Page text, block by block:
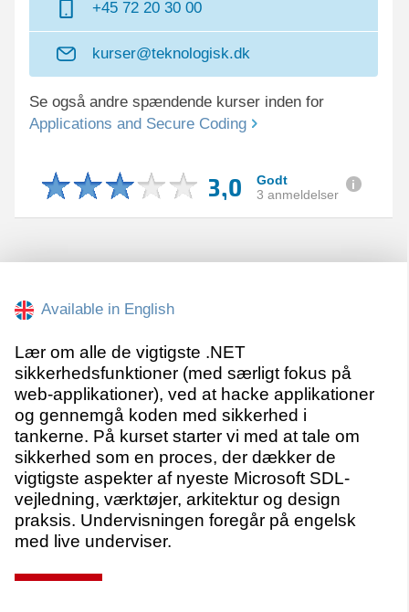
+45 72 20 30 00
kurser@teknologisk.dk
Se også andre spændende kurser inden for
Applications and Secure Coding
3,0
Godt
3 anmeldelser
Available in English
Lær om alle de vigtigste .NET
sikkerhedsfunktioner (med særligt fokus på
web-applikationer), ved at hacke applikationer
og gennemgå koden med sikkerhed i
tankerne. På kurset starter vi med at tale om
sikkerhed som en proces, der dækker de
vigtigste aspekter af nyeste Microsoft SDL-
vejledning, værktøjer, arkitektur og design
praksis. Undervisningen foregår på engelsk
med live underviser.